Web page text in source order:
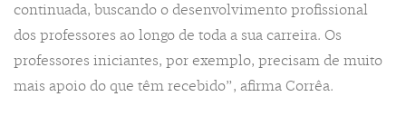
continuada, buscando o desenvolvimento profissional
dos professores ao longo de toda a sua carreira. Os
professores iniciantes, por exemplo, precisam de muito
mais apoio do que têm recebido”, afirma Corrêa.